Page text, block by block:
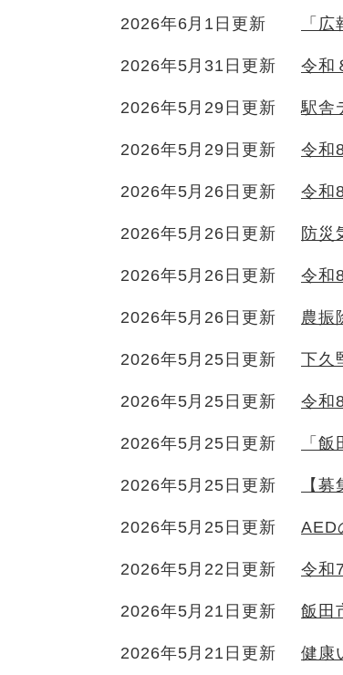
2026年6月1日更新 「
2026年5月31日更新 令和
2026年5月29日更新 駅舎
2026年5月29日更新 令和
2026年5月26日更新 令和
2026年5月26日更新 防災
2026年5月26日更新 令和
2026年5月26日更新 農振
2026年5月25日更新 下久
2026年5月25日更新 令和
2026年5月25日更新 「
2026年5月25日更新 【
2026年5月25日更新 AED
2026年5月22日更新 令和
2026年5月21日更新 飯田
2026年5月21日更新 健康